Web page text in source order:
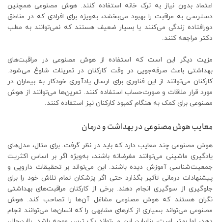
اعتماد بدون نیاز به ترک خانه استفاده کنند. هوش مصنوعی همچنین
دسترسی به مراقبت را بهبود می‌بخشد، به‌ویژه برای افرادی که در مناطق
دورافتاده زندگی می‌کنند یا بسیار ضعیف هستند که نمی‌توانند به مطب
دکتر مراجعه کنند.
مزیت دیگر این است که استفاده از هوش مصنوعی در مراقبت‌های
بهداشتی باعث صرفه‌جویی در وقت کارکنان در تمرینات شلوغ می‌شود.
کارکنان می‌توانند از این فناوری برای ارسال یادآوری خودکار به بیماران در
مورد قرار ملاقات و صورت‌حساب استفاده کنند. تمرین‌ها می‌توانند از هوش
مصنوعی برای کمک به هنگام کمبود کارکنان نیز استفاده کنند.
معایب هوش مصنوعی در بهداشت و درمان
هوش مصنوعی چند معایب دارد که باید در نظر گرفت. برای مثال، مدل‌های
یادگیری ماشینی می‌توانند مغرضانه باشند، به‌ویژه اگر بر اساس اکثریت
جمعیت‌شناسی آموزش دیده باشند. این می‌تواند بر تحقیقات دارویی و
پیشنهادات درمانی تأثیر بگذارد حتی اگر پزشکان تمام تلاش خود را برای
جلوگیری از سوگیری انجام دهند. برخی از کارکنان مراقبت‌های بهداشتی
نگران هستند که هوش مصنوعی مشاغل آن‌ها را تصاحب کند. هوش
مصنوعی می‌تواند بسیاری از کارهای مشابهی را که انسان‌ها می‌توانند انجام